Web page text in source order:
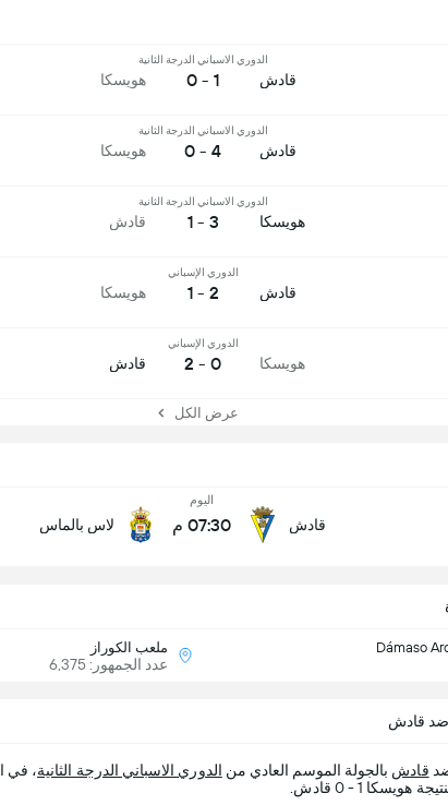
قادش
اليوم
07:30 م لاس بالماس
Dámaso ملعب الكوراز
عدد الجمهور: 6,375
قادش
الدوري الاسباني الدرجة الثانية
1 - 0 هويسكا
قادش
الدوري الاسباني الدرجة الثانية
4 - 0 هويسكا
هويسكا
الدوري الاسباني الدرجة الثانية
3 - 1 قادش
قادش
الدوري الإسباني
2 - 1 هويسكا
هويسكا
الدوري الإسباني
0 - 2 قادش
عرض الكل
ضد قادش
قادش بالجولة الموسم العادي من الدوري الاسباني الدرجة الثانية
1 - 0 قادش.